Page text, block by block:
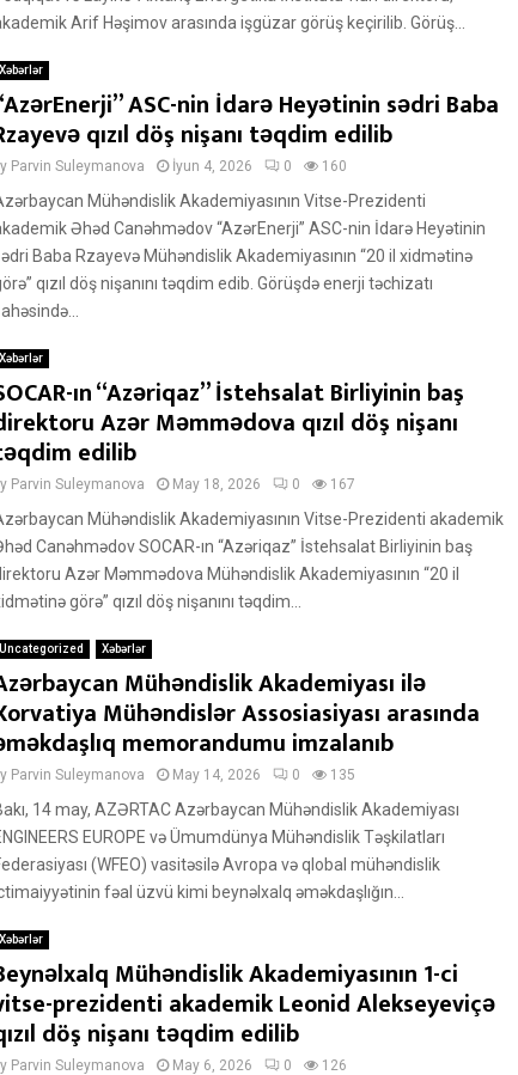
Arif Həşimov arasında işgüzar görüş keçirilib. Görüş...
Xəbərlər
ASC-nin İdarə Heyətinin sədri Baba
qızıl döş nişanı təqdim edilib
Parvin Suleymanova İyun 4, 2026 0 160
Mühəndislik Akademiyasının Vitse-Prezidenti
Əhəd Canəhmədov “AzərEnerji” ASC-nin İdarə Heyətinin
Baba Rzayevə Mühəndislik Akademiyasının “20 il xidmətinə
qızıl döş nişanını təqdim edib. Görüşdə enerji təchizatı
Xəbərlər
ın “Azəriqaz” İstehsalat Birliyinin baş
Azər Məmmədova qızıl döş nişanı
edilib
Parvin Suleymanova May 18, 2026 0 167
Mühəndislik Akademiyasının Vitse-Prezidenti akademik
Canəhmədov SOCAR-ın “Azəriqaz” İstehsalat Birliyinin baş
Azər Məmmədova Mühəndislik Akademiyasının “20 il
görə” qızıl döş nişanını təqdim...
Uncategorized Xəbərlər
Mühəndislik Akademiyası ilə
Mühəndislər Assosiasiyası arasında
memorandumu imzalanıb
Parvin Suleymanova May 14, 2026 0 135
14 may, AZƏRTAC Azərbaycan Mühəndislik Akademiyası
EUROPE və Ümumdünya Mühəndislik Təşkilatları
(WFEO) vasitəsilə Avropa və qlobal mühəndislik
fəal üzvü kimi beynəlxalq əməkdaşlığın...
Xəbərlər
Mühəndislik Akademiyasının 1-ci
prezidenti akademik Leonid Alekseyeviçə
döş nişanı təqdim edilib
Parvin Suleymanova May 6, 2026 0 126